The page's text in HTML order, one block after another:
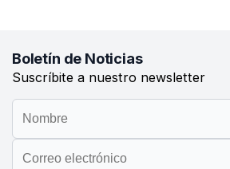
Boletín de Noticias
Suscríbite a nuestro newsletter
Ingrese
su
nombre
para
Ingrese
su
email
para